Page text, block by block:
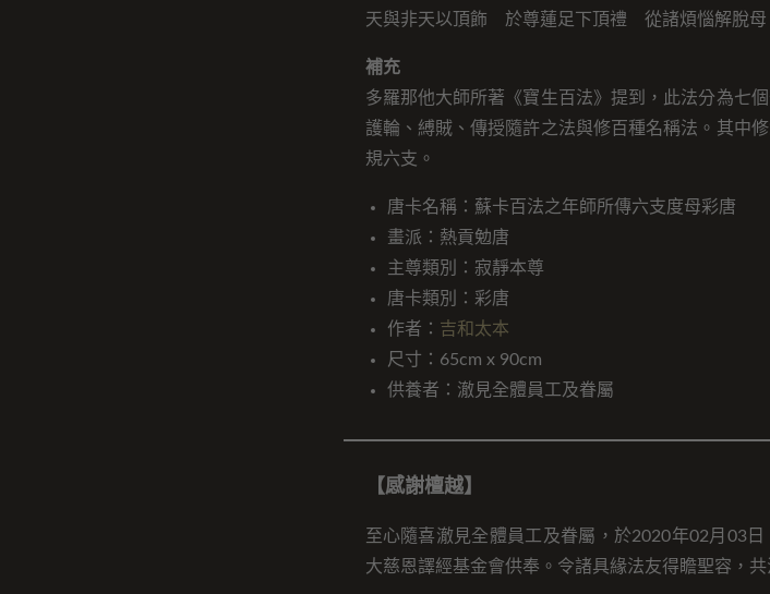
天與非天以頂飾 於尊蓮足下頂禮 從諸煩惱解脫
補充
多羅那他大師所著《寶生百法》提到，此法分為七
護輪、縛賊、傳授隨許之法與修百種名稱法。其中
規六支。
唐卡名稱：蘇卡百法之年師所傳六支度母彩唐
畫派：熱貢勉唐
主尊類別：寂靜本尊
唐卡類別：彩唐
作者： 吉和太本
尺寸：65cm x 90cm
供養者：澈見全體員工及眷屬
【感謝檀越】
至心隨喜澈見全體員工及眷屬，於2020年02月03
大慈恩譯經基金會供奉。令諸具緣法友得瞻聖容，